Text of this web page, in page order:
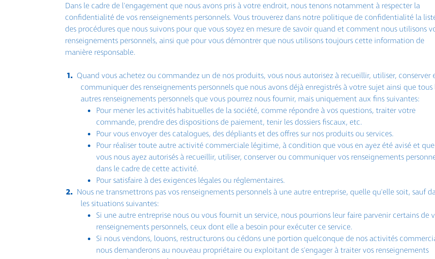
Dans le cadre de l'engagement que nous avons pris à votre endroit, nous tenons notamment à respecter la
confidentialité de vos renseignements personnels. Vous trouverez dans notre politique de confidentialité la
des procédures que nous suivons pour que vous soyez en mesure de savoir quand et comment nous utilisons
renseignements personnels, ainsi que pour vous démontrer que nous utilisons toujours cette information de
manière responsable.
Quand vous achetez ou commandez un de nos produits, vous nous autorisez à recueillir, utiliser, conserver
communiquer des renseignements personnels que nous avons déjà enregistrés à votre sujet ainsi que tous
autres renseignements personnels que vous pourrez nous fournir, mais uniquement aux fins suivantes:
Pour mener les activités habituelles de la société, comme répondre à vos questions, traiter votre
commande, prendre des dispositions de paiement, tenir les dossiers fiscaux, etc.
Pour vous envoyer des catalogues, des dépliants et des offres sur nos produits ou services.
Pour réaliser toute autre activité commerciale légitime, à condition que vous en ayez été avisé et que
vous nous ayez autorisés à recueillir, utiliser, conserver ou communiquer vos renseignements
dans le cadre de cette activité.
Pour satisfaire à des exigences légales ou réglementaires.
Nous ne transmettrons pas vos renseignements personnels à une autre entreprise, quelle qu'elle soit, sauf
les situations suivantes:
Si une autre entreprise nous ou vous fournit un service, nous pourrions leur faire parvenir certains de
renseignements personnels, ceux dont elle a besoin pour exécuter ce service.
Si nous vendons, louons, restructurons ou cédons une portion quelconque de nos activités
nous demanderons au nouveau propriétaire ou exploitant de s'engager à traiter vos renseignements